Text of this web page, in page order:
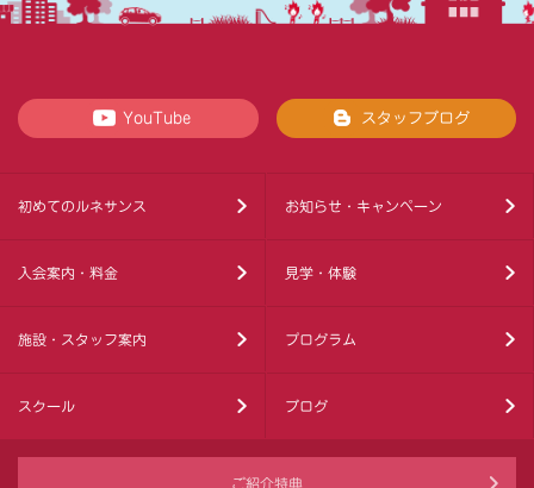
YouTube スタッフブログ
初めてのルネサンス お知らせ・キャンペーン
入会案内・料金 見学・体験
施設・スタッフ案内 プログラム
スクール ブログ
ご紹介特典